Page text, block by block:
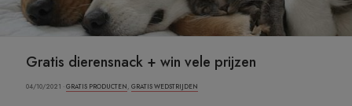
Gratis dierensnack + win vele prijzen
04/10/2021 ·GRATIS PRODUCTEN, GRATIS WEDSTRIJDEN